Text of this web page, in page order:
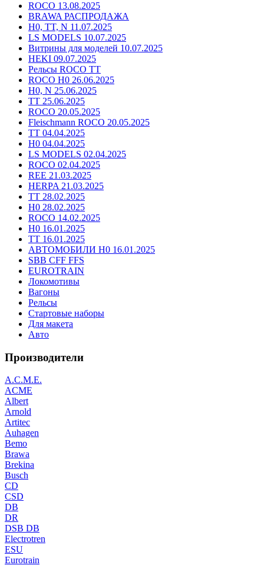
ROCO 13.08.2025
BRAWA РАСПРОДАЖА
H0, TT, N 11.07.2025
LS MODELS 10.07.2025
Витрины для моделей 10.07.2025
HEKI 09.07.2025
Рельсы ROCO TT
ROCO H0 26.06.2025
H0, N 25.06.2025
TT 25.06.2025
ROCO 20.05.2025
Fleischmann ROCO 20.05.2025
TT 04.04.2025
H0 04.04.2025
LS MODELS 02.04.2025
ROCO 02.04.2025
REE 21.03.2025
HERPA 21.03.2025
TT 28.02.2025
H0 28.02.2025
ROCO 14.02.2025
H0 16.01.2025
TT 16.01.2025
АВТОМОБИЛИ H0 16.01.2025
SBB CFF FFS
EUROTRAIN
Локомотивы
Вагоны
Рельсы
Стартовые наборы
Для макета
Авто
Производители
A.C.M.E.
ACME
Albert
Arnold
Artitec
Auhagen
Bemo
Brawa
Brekina
Busch
CD
CSD
DB
DR
DSB DB
Electrotren
ESU
Eurotrain